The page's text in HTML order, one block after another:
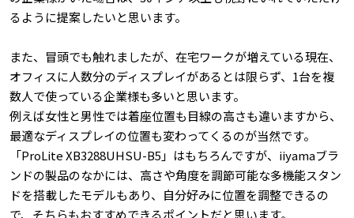
るように提案したいと思います。
また、冒頭でも触れましたが、在宅ワークが増えている現在、
オフィスに人数分のディスプレイがあるとは限らず、1台を複
数人で使っている企業様も多いと思います。
例えば女性と男性では着座位置も目線の高さも違いますから、
最適なディスプレイの位置も変わってくるのが当然です。
「ProLite XB3288UHSU-B5」はもちろんですが、iiyamaブラ
ンドの製品のなかには、高さや角度を調節可能な多機能スタン
ドを搭載したモデルもあり、自分好みに位置を調整できるの